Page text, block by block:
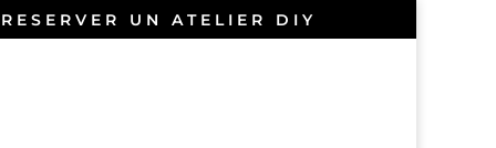
UN ATELIER DIY